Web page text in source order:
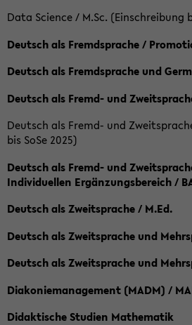
Data Science / M.Sc. (Einschreibung
Deutsch als Fremdsprache /
Deutsch als Fremdsprache und
Deutsch als Fremd- und
Deutsch als Fremd- und
bis SoSe 2025)
Deutsch als Fremd- und
Individuellen Ergänzungsbereich /
Deutsch als Zweitsprache / M.Ed.
Deutsch als Zweitsprache und
Deutsch als Zweitsprache und
Diakoniemanagement (MADM) /
Didaktische Studien Mathematik